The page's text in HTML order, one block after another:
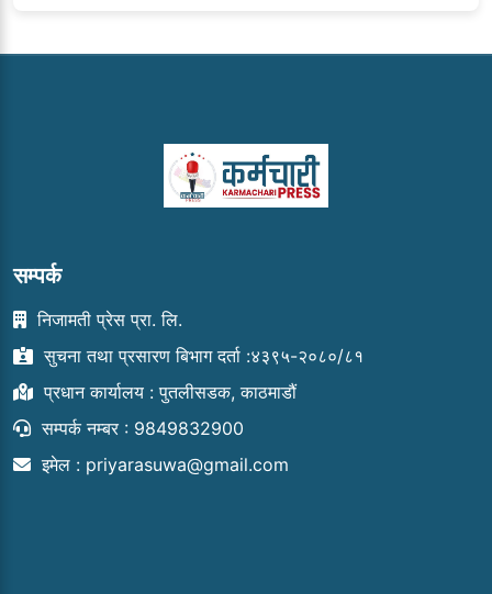
सम्पर्क
निजामती प्रेस प्रा. लि.
सुचना तथा प्रसारण बिभाग दर्ता :४३९५-२०८०/८१
प्रधान कार्यालय : पुतलीसडक, काठमाडौं
सम्पर्क नम्बर : 9849832900
इमेल : priyarasuwa@gmail.com